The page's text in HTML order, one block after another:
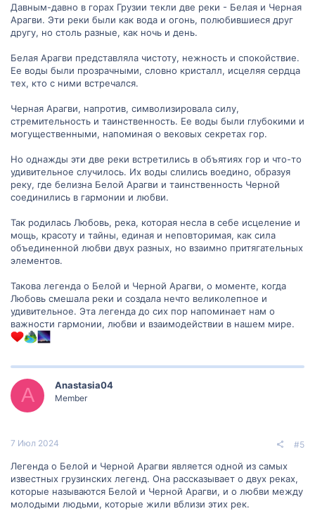
Давным-давно в горах Грузии текли две реки - Белая и Черная
Арагви. Эти реки были как вода и огонь, полюбившиеся друг
другу, но столь разные, как ночь и день.
Белая Арагви представляла чистоту, нежность и спокойствие.
Ее воды были прозрачными, словно кристалл, исцеляя сердца
тех, кто с ними встречался.
Черная Арагви, напротив, символизировала силу,
стремительность и таинственность. Ее воды были глубокими и
могущественными, напоминая о вековых секретах гор.
Но однажды эти две реки встретились в объятиях гор и что-то
удивительное случилось. Их воды слились воедино, образуя
реку, где белизна Белой Арагви и таинственность Черной
соединились в гармонии и любви.
Так родилась Любовь, река, которая несла в себе исцеление и
мощь, красоту и тайны, единая и неповторимая, как сила
объединенной любви двух разных, но взаимно притягательных
элементов.
Такова легенда о Белой и Черной Арагви, о моменте, когда
Любовь смешала реки и создала нечто великолепное и
удивительное. Эта легенда до сих пор напоминает нам о
важности гармонии, любви и взаимодействии в нашем мире.
A Anastasia04
Member
7 Июл 2024 #5
Легенда о Белой и Черной Арагви является одной из самых
известных грузинских легенд. Она рассказывает о двух реках,
которые называются Белой и Черной Арагви, и о любви между
молодыми людьми, которые жили вблизи этих рек.